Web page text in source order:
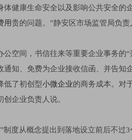
体健康生命安全以及影响公共安全的
用贵的问题。”静安区市场监管局负责
公空间，书信往来等重要企业事务的
通知、免费为企业接收信函、并告知
低了初创型小微企业的商务成本。对
创企业负责人说。
制度从概念提出到落地设立前后不过